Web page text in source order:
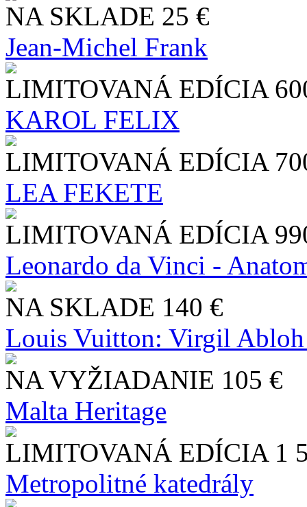
NA SKLADE 25 €
Jean-Michel Frank
LIMITOVANÁ EDÍCIA
KAROL FELIX
LIMITOVANÁ EDÍCIA
LEA FEKETE
LIMITOVANÁ EDÍCIA
Leonardo da Vinci -
NA SKLADE 140 €
Louis Vuitton: Virgil
NA VYŽIADANIE 105 €
Malta Heritage
LIMITOVANÁ EDÍCIA 1
Metropolitné katedrály